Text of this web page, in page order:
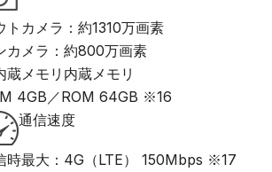
トカメラ：約1310万画素
カメラ：約800万画素
内蔵メモリ
4GB／ROM 64GB ※16
通信速度
時最大：4G（LTE） 150Mbps ※17